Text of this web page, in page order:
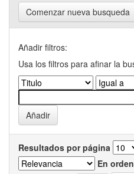
Comenzar nueva busqueda
Añadir filtros:
Usa los filtros para afinar la
Resultados por página
En orden